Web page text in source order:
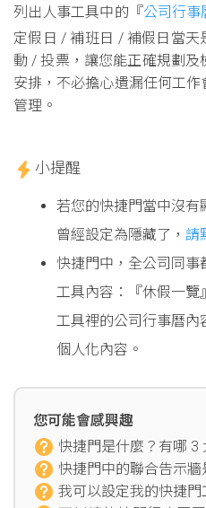
列出人事工具中的『公司行事
定假日 / 補班日 / 補假日當
動 / 投票，讓您能正確規劃
安排，不必擔心遺漏任何工
管理。
小提醒
若您的快捷門當中沒有
曾經設定為隱藏了， 請
快捷門中，全公司同事
工具內容：『休假一覽
工具裡的公司行事曆內
個人化內容。
您可能會感興趣
快捷門是什麼？有哪 3
快捷門中的聯合告示牆
我可以設定我的快捷門